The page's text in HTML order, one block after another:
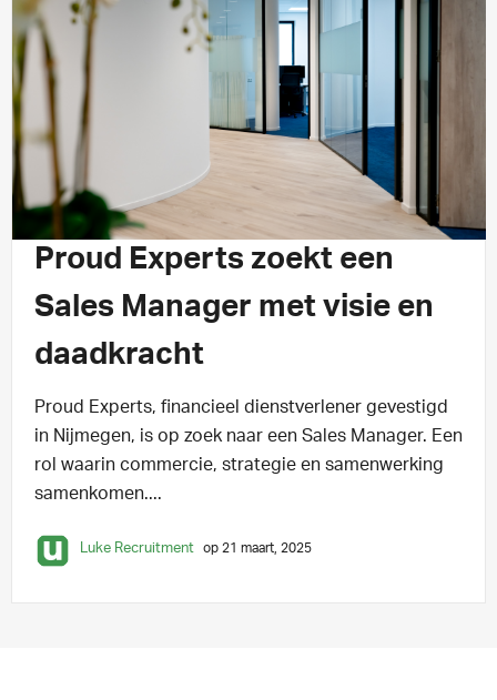
KLANTCASE 3 min leestijd
Proud Experts zoekt een
Sales Manager met visie en
daadkracht
Proud Experts, financieel dienstverlener gevestigd
in Nijmegen, is op zoek naar een Sales Manager. Een
rol waarin commercie, strategie en samenwerking
samenkomen....
Luke Recruitment op 21 maart, 2025